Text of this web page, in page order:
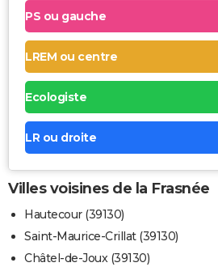
PS ou gauche
LREM ou centre
Ecologiste
LR ou droite
Villes voisines de la Frasnée
Hautecour (39130)
Saint-Maurice-Crillat (39130)
Châtel-de-Joux (39130)